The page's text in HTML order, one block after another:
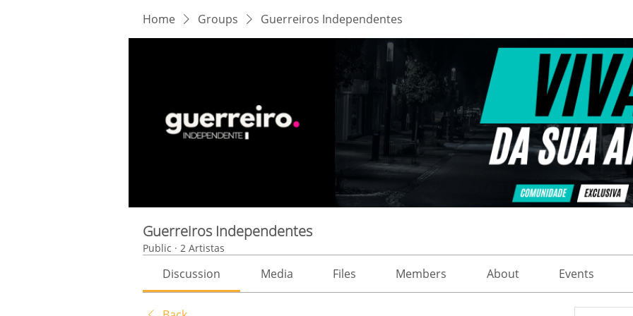
Home Groups Guerreiros Independentes
Guerreiros Independentes
Public · 2 Artistas
Discussion Media Files Members About Events